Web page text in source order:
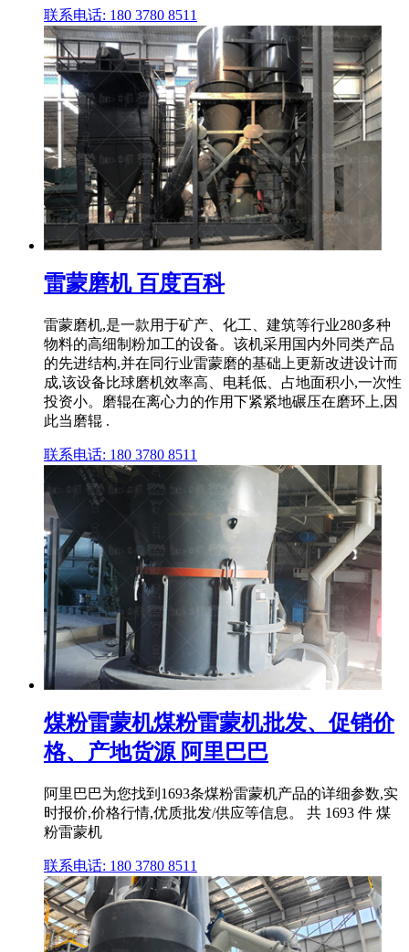
联系电话: 180 3780 8511
雷蒙磨机 百度百科
雷蒙磨机,是一款用于矿产、化工、建筑等行业280多种
物料的高细制粉加工的设备。该机采用国内外同类产品
的先进结构,并在同行业雷蒙磨的基础上更新改进设计而
成,该设备比球磨机效率高、电耗低、占地面积小,一次性
投资小。磨辊在离心力的作用下紧紧地碾压在磨环上,因
此当磨辊 .
联系电话: 180 3780 8511
煤粉雷蒙机煤粉雷蒙机批发、促销价
格、产地货源 阿里巴巴
阿里巴巴为您找到1693条煤粉雷蒙机产品的详细参数,实
时报价,价格行情,优质批发/供应等信息。 共 1693 件 煤
粉雷蒙机
联系电话: 180 3780 8511